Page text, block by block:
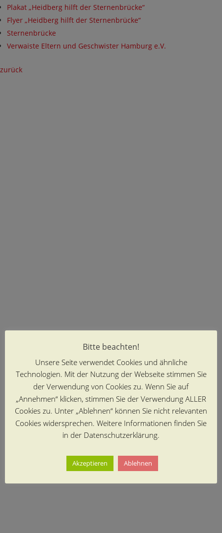
Plakat „Heidberg hilft der Sternenbrücke“
Flyer „Heidberg hilft der Sternenbrücke“
Sternenbrücke
Verwaiste Eltern und Geschwister Hamburg e.V.
zurück
Bitte beachten!
Unsere Seite verwendet Cookies und ähnliche
Technologien. Mit der Nutzung der Webseite stimmen Sie
der Verwendung von Cookies zu. Wenn Sie auf
„Annehmen“ klicken, stimmen Sie der Verwendung ALLER
Cookies zu. Unter „Ablehnen“ können Sie nicht relevanten
Cookies widersprechen. Weitere Informationen finden Sie
in der Datenschutzerklärung.
Akzeptieren Ablehnen